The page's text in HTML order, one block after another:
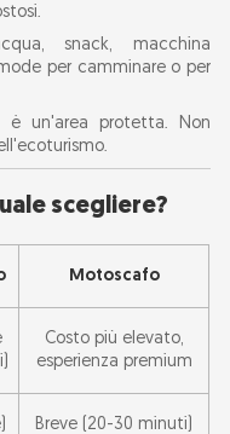
snack, macchina
per camminare o per
un'area protetta. Non
scegliere?
Motoscafo
Costo più elevato,
esperienza premium
Breve (20-30 minuti)